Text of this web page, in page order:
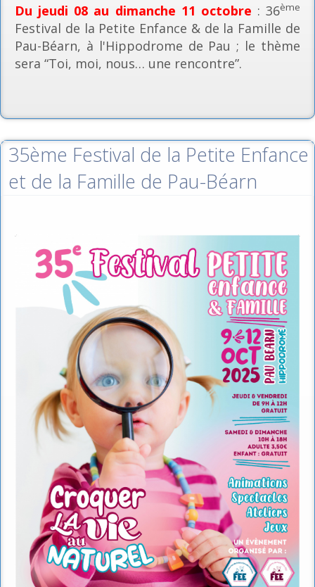
Du jeudi 08 au dimanche 11 octobre : 36ème
Festival de la Petite Enfance & de la Famille de
Pau-Béarn, à l'Hippodrome de Pau ; le thème
sera “Toi, moi, nous… une rencontre”.
35ème Festival de la Petite Enfance
et de la Famille de Pau-Béarn